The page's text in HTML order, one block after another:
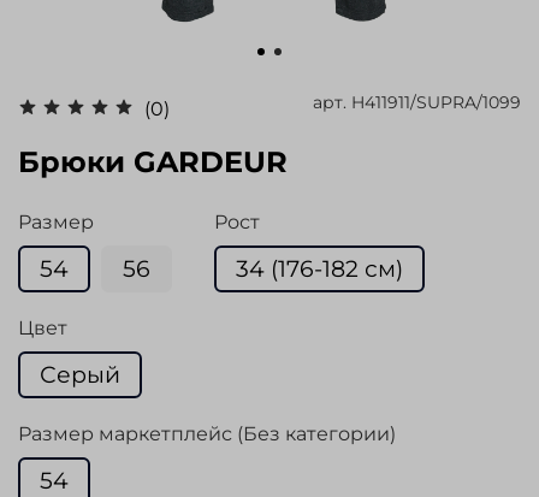
(0) арт. H411911/SUPRA/1099
Брюки GARDEUR
Размер
54 56
Рост
34 (176-182 см)
Цвет
Серый
Размер маркетплейс (Без категории)
54